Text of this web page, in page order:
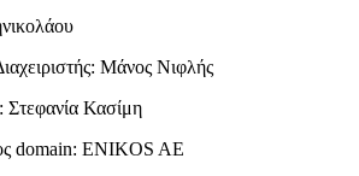
Μάνος Νιφλής
Στεφανία Κασίμη
domain: ENIKOS AE